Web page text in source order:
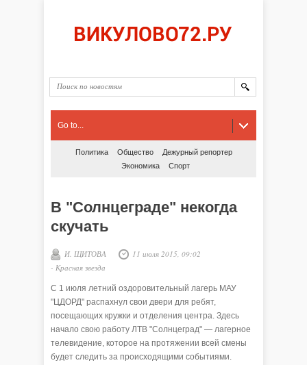
Go to...
Политика Общество
Дежурный репортер
Экономика
Спорт
В "Солнцеграде" некогда
скучать
И. ЩИТОВА
11 июля 2015, 09:02
- Красная звезда
С 1 июля летний оздоровительный лагерь МАУ
"ЦДОРД" распахнул свои двери для ребят,
посещающих кружки и отделения центра. Здесь
начало свою работу ЛТВ "Солнцеград" — лагерное
телевидение, которое на протяжении всей смены
будет следить за происходящими событиями.